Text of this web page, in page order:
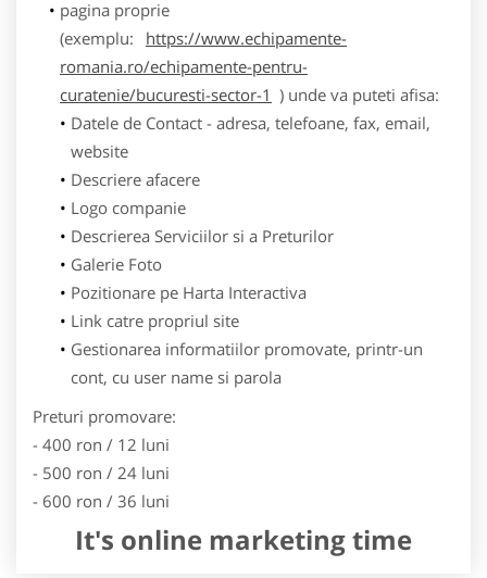
pagina proprie
(exemplu:
https://www.echipamente-
romania.ro/echipamente-pentru-
curatenie/bucuresti-sector-1 ) unde va puteti afisa:
Datele de Contact - adresa, telefoane, fax, email,
website
Descriere afacere
Logo companie
Descrierea Serviciilor si a Preturilor
Galerie Foto
Pozitionare pe Harta Interactiva
Link catre propriul site
Gestionarea informatiilor promovate, printr-un
cont, cu user name si parola
Preturi promovare:
- 400 ron / 12 luni
- 500 ron / 24 luni
- 600 ron / 36 luni
It's online marketing time